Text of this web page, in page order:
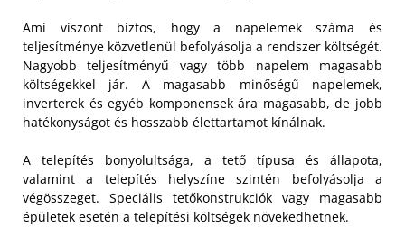
Ami viszont biztos, hogy a napelemek száma és
teljesítménye közvetlenül befolyásolja a rendszer költségét.
Nagyobb teljesítményű vagy több napelem magasabb
költségekkel jár. A magasabb minőségű napelemek,
inverterek és egyéb komponensek ára magasabb, de jobb
hatékonyságot és hosszabb élettartamot kínálnak.
A telepítés bonyolultsága, a tető típusa és állapota,
valamint a telepítés helyszíne szintén befolyásolja a
végösszeget. Speciális tetőkonstrukciók vagy magasabb
épületek esetén a telepítési költségek növekedhetnek.